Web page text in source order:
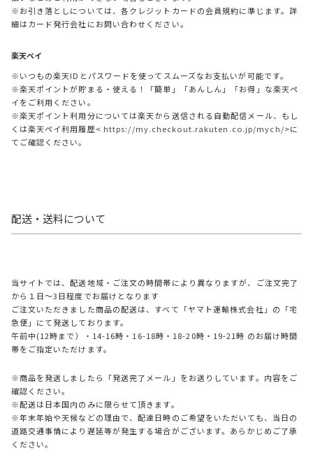
※お引き落としについては、各クレジットカードの会員規約に準じます。詳
細はカード発行会社にお問い合わせください。
楽天ペイ
※いつもの楽天IDとパスワードを使ってスムーズなお支払いが可能です。
※楽天ポイントが貯まる・使える！「簡単」「あんしん」「お得」な楽天ペ
イをご利用ください。
※楽天ポイント利用分については楽天から送信される自動配信メール、もし
くは楽天ペイ利用履歴< https://my.checkout.rakuten.co.jp/mych/>に
てご確認ください。
配送・送料について
当サイトでは、配送地域・ご注文の時間帯により異なりますが、ご注文完了
から１日～3日程度でお届けとなります
ご注文いただきました商品の配送は、すべて「ヤマト運輸株式会社」の「宅
急便」にて発送しております。
午前中(12時まで）・14-16時・16-18時・18-20時・19-21時 のお届け時間
帯をご指定いただけます。
※商品を発送しましたら「発送完了メール」をお送りしています。内容をご
確認ください。
※配送は日本国内のみに限らせて頂きます。
※年末年始や天候などの理由で、配達日時のご希望をいただいても、当日の
道路交通事情により遅延等が発生する場合がございます。あらかじめご了承
ください。